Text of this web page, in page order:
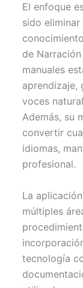
El enfoque
sido
de
manuales
aprendizaje,
voces
Además, su
convertir
idiomas,
profesional.
La
múltiples
tecnología